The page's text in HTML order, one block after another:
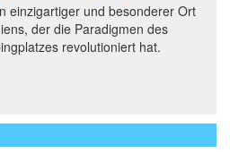
einzigartiger und besonderer Ort
der die Paradigmen des
revolutioniert hat.